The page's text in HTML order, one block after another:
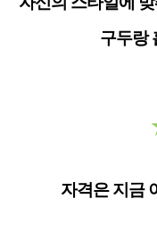
구두랑
자격은 지금